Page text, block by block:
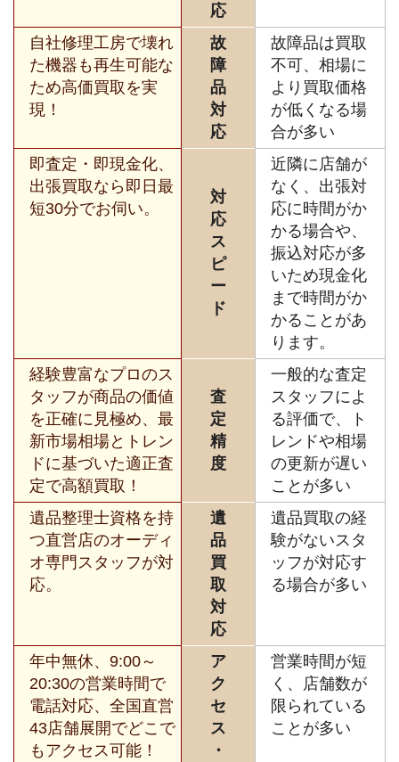
応
自社修理工房で壊れ
た機器も再生可能な
ため高価買取を実
現！
故
障
品
対
応
故障品は買取
不可、相場に
より買取価格
が低くなる場
合が多い
即査定・即現金化、
出張買取なら即日最
短30分でお伺い。
対
応
ス
ピ
ー
ド
近隣に店舗が
なく、出張対
応に時間がか
かる場合や、
振込対応が多
いため現金化
まで時間がか
かることがあ
ります。
経験豊富なプロのス
タッフが商品の価値
を正確に見極め、最
新市場相場とトレン
ドに基づいた適正査
定で高額買取！
査
定
精
度
一般的な査定
スタッフによ
る評価で、ト
レンドや相場
の更新が遅い
ことが多い
遺品整理士資格を持
つ直営店のオーディ
オ専門スタッフが対
応。
遺
品
買
取
対
応
遺品買取の経
験がないスタ
ッフが対応す
る場合が多い
年中無休、9:00～
20:30の営業時間で
電話対応、全国直営
43店舗展開でどこで
もアクセス可能！
ア
ク
セ
ス
・
営業時間が短
く、店舗数が
限られている
ことが多い